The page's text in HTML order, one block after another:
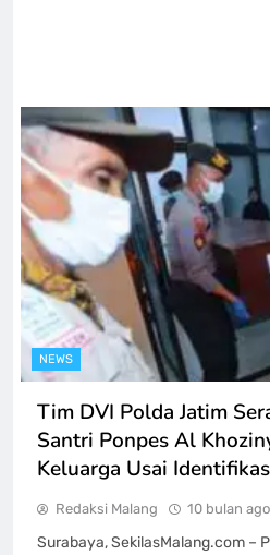
NEWS
Tim DVI Polda Jatim
Santri Ponpes Al
Keluarga Usai
Redaksi Malang 10 bulan ago
Surabaya, SekilasMalang.com –